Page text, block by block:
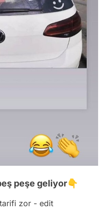
peşe geliyor👇
zor - edit